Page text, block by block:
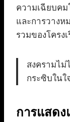
ความเฉียบค
และการวางห
รวมของโครง
สงครามไม่
กระซิบใน
การแสด